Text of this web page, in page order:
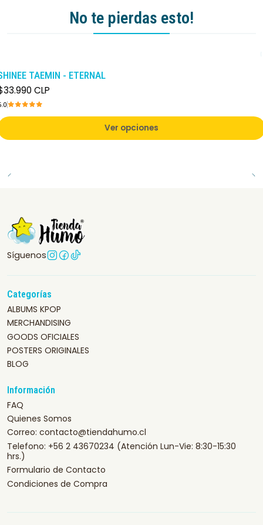
No te pierdas esto!
TAEMIN - ETERNAL
CLP
Ver opciones
Síguenos
Categorías
ALBUMS KPOP
MERCHANDISING
GOODS OFICIALES
POSTERS ORIGINALES
BLOG
Información
FAQ
Quienes Somos
Correo: contacto@tiendahumo.cl
Telefono: +56 2 43670234 (Atención Lun-Vie: 8:30-15:30
hrs.)
Formulario de Contacto
Condiciones de Compra